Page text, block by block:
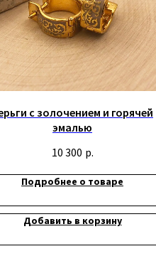
с золочением и горячей
эмалью
10 300 р.
Подробнее о товаре
Добавить в корзину